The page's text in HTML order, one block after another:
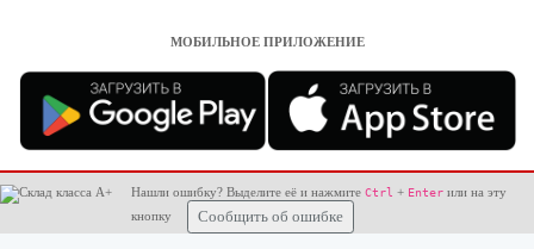
МОБИЛЬНОЕ ПРИЛОЖЕНИЕ
Нашли ошибку? Выделите её и нажмите Ctrl + Enter или на эту
кнопку
Сообщить об ошибке